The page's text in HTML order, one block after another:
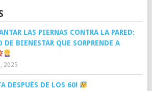
LAS PIERNAS CONTRA LA PARED:
DE BIENESTAR QUE SORPRENDE A
2025
DESPUÉS DE LOS 60!